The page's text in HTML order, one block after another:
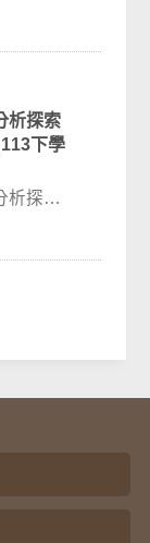
析探索
下學
析探索